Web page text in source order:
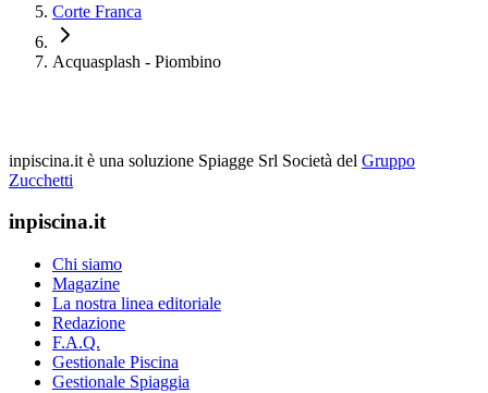
Corte Franca
Acquasplash - Piombino
inpiscina.it è una soluzione Spiagge Srl Società del Gruppo
Zucchetti
inpiscina.it
Chi siamo
Magazine
La nostra linea editoriale
Redazione
F.A.Q.
Gestionale Piscina
Gestionale Spiaggia